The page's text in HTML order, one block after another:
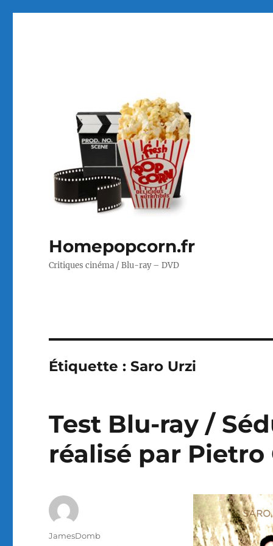
Homepopcorn.fr
Critiques cinéma / Blu-ray – DVD
Étiquette :Saro Urzi
Test Blu-ray /
réalisé par Pietro
Auteur
JamesDomb